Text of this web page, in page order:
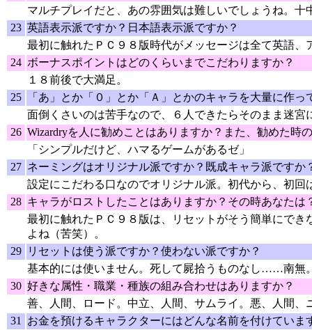
マルチプレイだと、あの雰囲気は難しいでしょうね。十
23 英語表示派ですか？日本語表示派ですか？
最初に触れたＰＣ９８版時代がメッセージは全て英語
24 ボーナスポイントはどのくらいまでこだわりますか？
１８前後で大満足。
25
「あ」とか「０」とか「Ａ」とかのキャラを大量に作
面倒くさいのは苦手なので、６人できたらそのまま迷宮
26 Wizardryを人に勧めことはありますか？また、勧めた時
「シンプルだけど、ハマるゲームがあるゼ」
27 ネーミングはオリジナル派ですか？既成キャラ派です
設定にこだわる口なのでオリジナル派。初代から、初
28 キャラがロストしたことはありますか？その時あなたは
最初に触れたＰＣ９８版は、リセットがそう簡単にで
よね（苦笑）。
29
リセットは使う派ですか？使わない派ですか？
基本的には使いません。死して屍拾うものなし……南無
30 好きな属性・職業・種族の組み合わせはありますか？
善、人間、ロード。中立、人間、サムライ。悪、人間、
31
お金を預けるキャラクターにはどんな名前を付けていま